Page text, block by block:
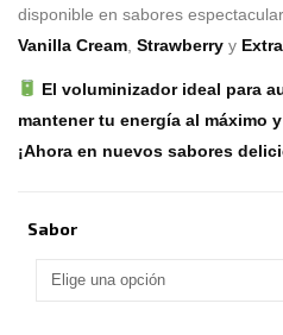
m
r
a
t
n
s
disponible en sabores
Vanilla Cream Strawberry y
El voluminizador ideal para
mantener tu energía al máximo
¡Ahora en nuevos sabores
Sabor